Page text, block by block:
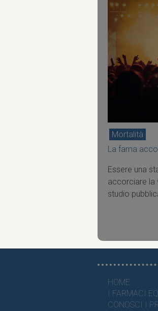
Mortalità
La fama
Essere una
accorciare la
studio
HOME
I FARMACI
CONOSCI I